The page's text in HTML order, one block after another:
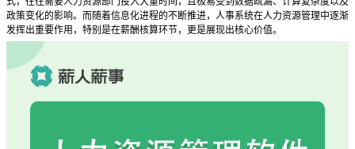
政策变化的影响。而随着信息化进程的不断推进，人事系统在人力资源管理中逐渐
发挥出重要作用，特别是在薪酬核算环节，更是展现出核心价值。